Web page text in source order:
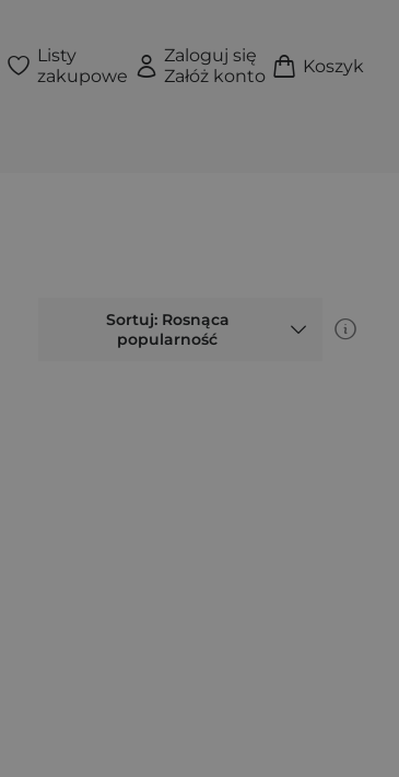
Listy
zakupowe
Zaloguj się
Załóż konto
Koszyk
Sortuj: Rosnąca
popularność